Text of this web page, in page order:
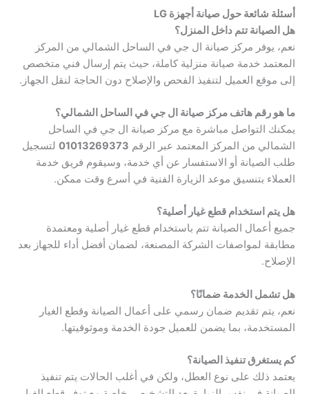
أسئلة شائعة حول صيانة أجهزة LG
هل الصيانة تتم داخل المنزل؟
نعم، يوفر مركز صيانة ال جي في الساحل الشمالي من المركز
المعتمد خدمة صيانة منزلية كاملة، حيث يتم إرسال فني متخصص
إلى موقع العميل لتنفيذ الفحص والإصلاح دون الحاجة لنقل الجهاز.
ما هو رقم هاتف مركز صيانة ال جي في الساحل الشمالي؟
يمكنك التواصل مباشرة مع مركز صيانة ال جي في الساحل
الشمالي من المركز المعتمد عبر الرقم 01013269373 لتسجيل
طلب الصيانة أو الاستفسار عن أي خدمة، وسيقوم فريق خدمة
العملاء بتنسيق موعد الزيارة الفنية في أسرع وقت ممكن.
هل يتم استخدام قطع غيار أصلية؟
جميع أعمال الصيانة تتم باستخدام قطع غيار أصلية ومعتمدة
مطابقة لمواصفات الشركة المصنعة، لضمان أفضل أداء للجهاز بعد
الإصلاح.
هل تشمل الخدمة ضمانًا؟
نعم، يتم تقديم ضمان رسمي على أعمال الصيانة وقطع الغيار
المستخدمة، بما يضمن للعميل جودة الخدمة وموثوقيتها.
كم يستغرق تنفيذ الصيانة؟
يعتمد ذلك على نوع العطل، ولكن في أغلب الحالات يتم تنفيذ